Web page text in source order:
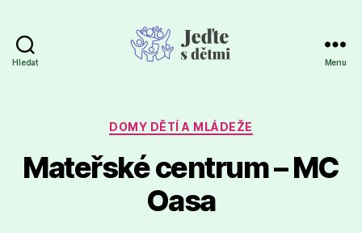
Hledat Menu
Rubriky
DOMY DĚTÍ A MLÁDEŽE
Mateřské centrum – MC
Oasa